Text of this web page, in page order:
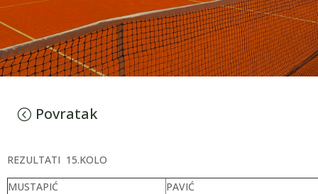
Povratak
REZULTATI 15.KOLO
MUSTAPIĆ
PAVIĆ